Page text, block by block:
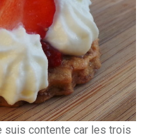
contente car les trois